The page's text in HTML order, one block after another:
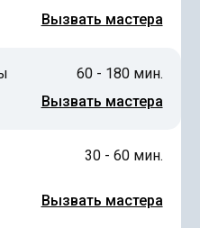
Вызвать мастера
60 - 180 мин.
Вызвать мастера
30 - 60 мин.
Вызвать мастера